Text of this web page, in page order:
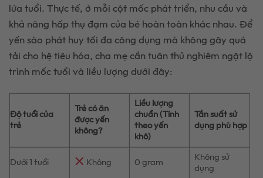
lứa tuổi. Thực tế, ở mỗi cột mốc phát triển, nhu cầu và
khả năng hấp thụ đạm của bé hoàn toàn khác nhau. Để
yến sào phát huy tối đa công dụng mà không gây quá
tải cho hệ tiêu hóa, cha mẹ cần tuân thủ nghiêm ngặt lộ
trình mốc tuổi và liều lượng dưới đây:
Độ tuổi của
trẻ
Trẻ có ăn
được yến
không?
Liều lượng
chuẩn (Tính
theo yến
khô)
Tần suất sử
dụng phù hợp
Dưới 1 tuổi Không 0 gram
Không sử
dụng